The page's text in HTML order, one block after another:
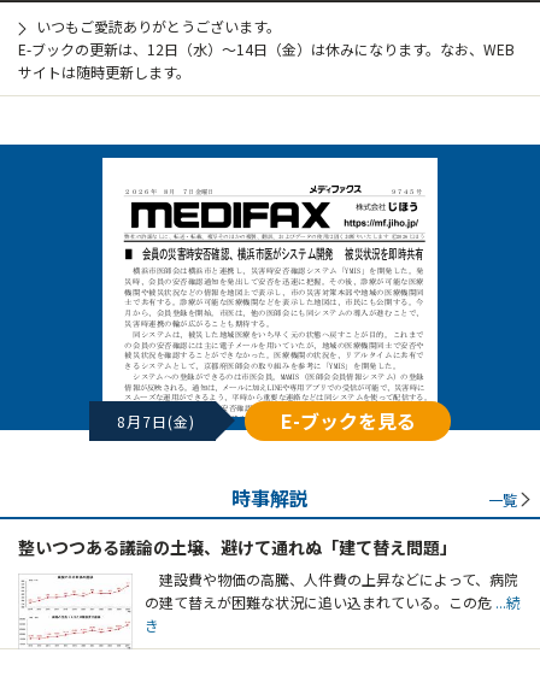
いつもご愛読ありがとうございます。
E-ブックの更新は、12日（水）～14日（金）は休みになります。なお、WEB
サイトは随時更新します。
8月7日(金) E-ブックを見る
時事解説 一覧
整いつつある議論の土壌、避けて通れぬ「建て替え問題」
建設費や物価の高騰、人件費の上昇などによって、病院
の建て替えが困難な状況に追い込まれている。この危 ...続
き